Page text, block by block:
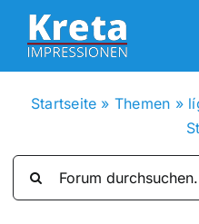
Zum
Inhalt
springen
Startseite » Themen »